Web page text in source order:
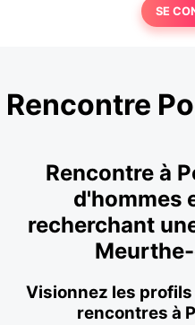
SE
Rencontre
Rencontre à
d'hommes
recherchant
Visionnez les
rencontres à